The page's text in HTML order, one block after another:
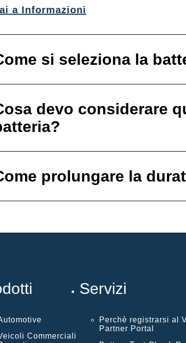
a Informazioni
si seleziona la
devo considerare
prolungare la
Commerciali
Servizi
Perchè registrarsi al
Partner Portal